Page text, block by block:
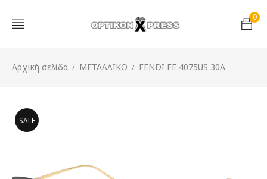
0
Αρχική σελίδα / ΜΕΤΑΛΛΙΚΟ / FENDI FE 4075US 30A
SALE